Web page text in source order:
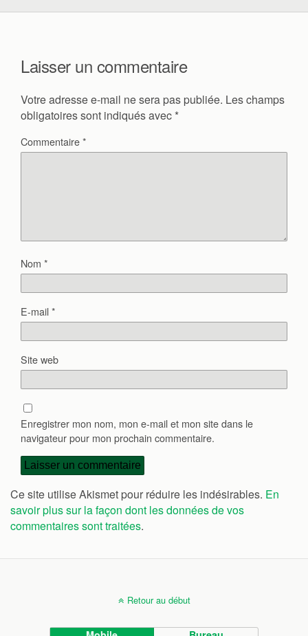
Laisser un commentaire
Votre adresse e-mail ne sera pas publiée. Les champs
obligatoires sont indiqués avec *
Commentaire*
Nom *
E-mail*
Site web
Enregistrer mon nom, mon e-mail et mon site dans le
navigateur pour mon prochain commentaire.
Ce site utilise Akismet pour réduire les indésirables. En
savoir plus sur la façon dont les données de vos
commentaires sont traitées.
Retour au début